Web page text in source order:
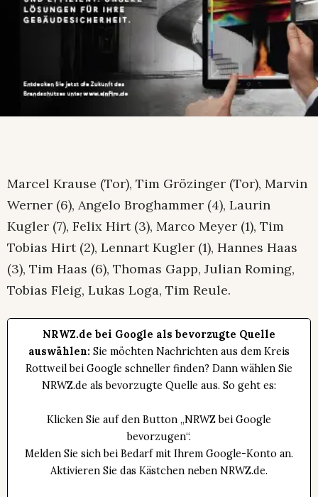
Marcel Krause (Tor), Tim Grözinger (Tor), Marvin
Werner (6), Angelo Broghammer (4), Laurin
Kugler (7), Felix Hirt (3), Marco Meyer (1), Tim
Tobias Hirt (2), Lennart Kugler (1), Hannes Haas
(3), Tim Haas (6), Thomas Gapp, Julian Roming,
Tobias Fleig, Lukas Loga, Tim Reule.
NRWZ.de bei Google als bevorzugte Quelle
auswählen: Sie möchten Nachrichten aus dem Kreis
Rottweil bei Google schneller finden? Dann wählen Sie
NRWZ.de als bevorzugte Quelle aus. So geht es:
Klicken Sie auf den Button „NRWZ bei Google
bevorzugen“.
Melden Sie sich bei Bedarf mit Ihrem Google-Konto an.
Aktivieren Sie das Kästchen neben NRWZ.de.